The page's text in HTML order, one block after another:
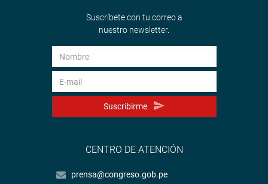
Suscríbete con tu correo a
nuestro newsletter.
Suscribirme
CENTRO DE ATENCIÓN
prensa@congreso.gob.pe